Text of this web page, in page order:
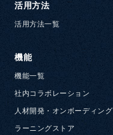
活用方法
活用方法一覧
機能
機能一覧
社内コラボレーション
人材開発・オンボーディング
ラーニングストア